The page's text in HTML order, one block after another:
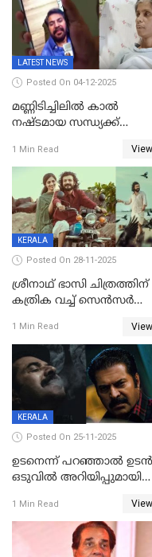
LATEST NEWS
Posted On 04-12-2025
മണ്ണിടിച്ചിലിൽ കാല്‍
നഷ്ടമായ സന്ധ്യക്ക്
വീഡിയോകോൾ;
കൃത്രിമക്കാല്‍
താരം, വീട്
നിര്‍മിക്കുന്നതിനുള്ള
ഇടപെടലും നടത്തും
1 Min Read View
KERALA
Posted On 28-11-2025
ശ്രീനാഥ് ഭാസി ചിത്രത്തിന്
കത്രിക വച്ച് സെൻസർ
മാറ്റണം';പൊങ്കാല റിലീസ്
1 Min Read View
KERALA
Posted On 25-11-2025
ഉടനെന്ന് പറഞ്ഞാൽ
ഒടുവിൽ അറിയിപ്പുമായി
റിലീസ് തീയതി പുറത്ത്
1 Min Read View